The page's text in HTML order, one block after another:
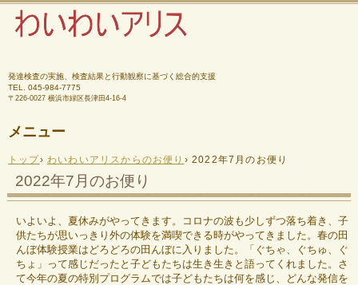
発達検査の実施、検査結果と行動観察に基づく総合的支援
TEL.
045-984-7775
〒226-0027 横浜市緑区長津田4-16-4
メニュー
ン
テ
ン
ツ
へ
ッ
トップ› わいわいアリスからのお便り › 2022年7月のお便り
2022年7月のお便り
いよいよ、夏休みがやってきます。コロナの波も少しずつ落ち着き、子
供たちが思いっきり外の体験を満喫できる時がやってきました。春の田
んぼ体験授業はどろどろの田んぼに入りました。「ぐちゃ、ぐちゅ、ぐ
ちょ」って感じだったと子どもたちは生き生きと語ってくれました。さ
て今年の夏の特別プログラムでは子どもたちは何を感じ、どんな発信を